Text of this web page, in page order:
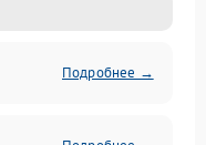
Подробнее →